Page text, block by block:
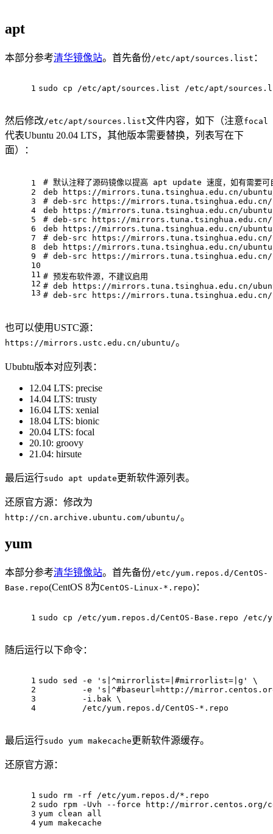
apt
本部分参考清华镜像站。首先备份/etc/apt/sources.list ：
1 sudo cp /etc/apt/sources.list /etc/apt/
然后修改/etc/apt/sources.list文件内容，如下（注意focal
代表Ubuntu 20.04 LTS，其他版本需要替换，列表写在下
面）：
1
2
3
4
5
6
7
8
9
10
11
12
13
# 默认注释了源码镜像以提高 apt update 速度，如有需要可
deb https://mirrors.tuna.tsinghua.edu.cn/
# deb-src https://
deb https://mirrors.tuna.tsinghua.edu.cn/
# deb-src https://
deb https://mirrors.tuna.tsinghua.edu.cn/
# deb-src https://
deb https://mirrors.tuna.tsinghua.edu.cn/
# deb-src https://
# 预发布软件源，不建议启用
# deb https://mirrors.tuna.tsinghua.edu.cn/
# deb-src https://
也可以使用USTC源：
https://mirrors.ustc.edu.cn/ubuntu/。
Ububtu版本对应列表：
12.04 LTS: precise
14.04 LTS: trusty
16.04 LTS: xenial
18.04 LTS: bionic
20.04 LTS: focal
20.10: groovy
21.04: hirsute
最后运行sudo apt update 更新软件源列表。
还原官方源：修改为
http://cn.archive.ubuntu.com/ubuntu/。
yum
本部分参考清华镜像站。首先备份/etc/yum.repos.d/CentOS-
Base.repo(CentOS 8为CentOS-Linux-*.repo)：
1 sudo cp /etc/yum.repos.d/CentOS-Base.repo /etc/
随后运行以下命令：
1
2
3
4
sudo sed -e 's|^mirrorlist=|#mirrorlist=|g'
\
         -e
's|^#baseurl=http://
         -i.bak \
         /etc/yum.repos.d/CentOS-*.repo
最后运行sudo yum makecache 更新软件源缓存。
还原官方源：
1
2
3
4
sudo rm -rf /etc/yum.repos.d/*.repo
sudo rpm -Uvh --force http://mirror.centos.org/
yum clean all
yum makecache